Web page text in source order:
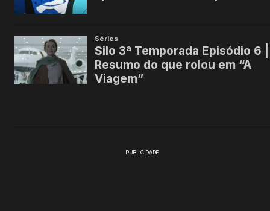
PUBLICIDADE